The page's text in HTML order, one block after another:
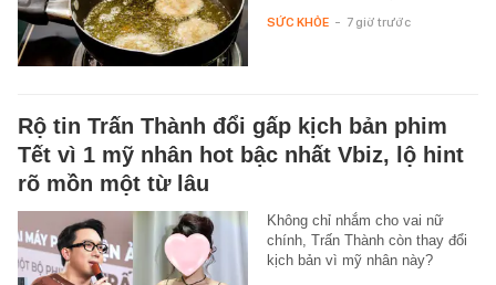
SỨC KHỎE - 7 giờ trước
Rộ tin Trấn Thành đổi gấp kịch bản phim
Tết vì 1 mỹ nhân hot bậc nhất Vbiz, lộ hint
rõ mồn một từ lâu
Không chỉ nhắm cho vai nữ
chính, Trấn Thành còn thay đổi
kịch bản vì mỹ nhân này?